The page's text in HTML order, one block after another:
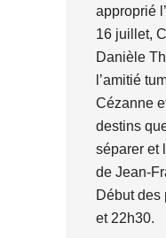
approprié
16 juillet,
Danièle
l’amitié
Cézanne
destins
séparer et
de Jean-
Début des
et 22h30.